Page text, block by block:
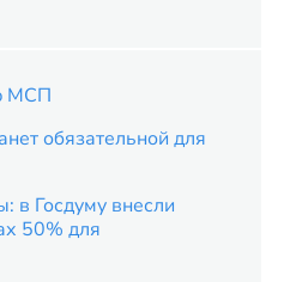
МСП
обязательной для
в Госдуму внесли
50% для